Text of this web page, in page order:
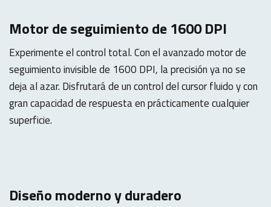
Motor de seguimiento de 1600 DPI
Experimente el control total. Con el avanzado motor de
seguimiento invisible de 1600 DPI, la precisión ya no se
deja al azar. Disfrutará de un control del cursor fluido y con
gran capacidad de respuesta en prácticamente cualquier
superficie.
Diseño moderno y duradero